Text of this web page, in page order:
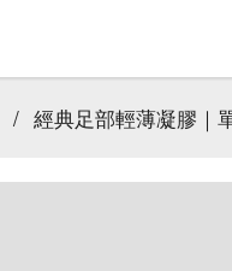
/ 經典足部輕薄凝膠｜